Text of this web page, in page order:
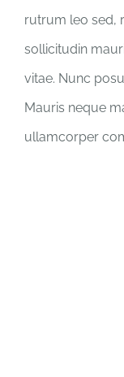
rutrum leo sed,
sollicitudin
vitae. Nunc
Mauris neque
ullamcorper